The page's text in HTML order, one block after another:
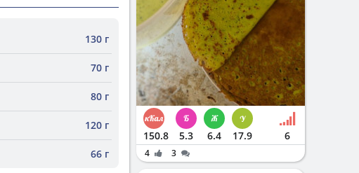
130 г
70 г
80 г
120 г
66 г
150.8 5.3 6.4 17.9 6
4 3